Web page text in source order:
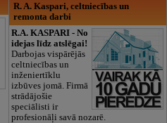
R. A. Kaspari, celtniecības un
remonta darbi
R.A. KASPARI - No
idejas līdz atslēgai!
Darbojas vispārējās
celtniecības un
inženiertīklu
izbūves jomā. Firmā
strādājošie
speciālisti ir
profesionāļi savā nozarē.